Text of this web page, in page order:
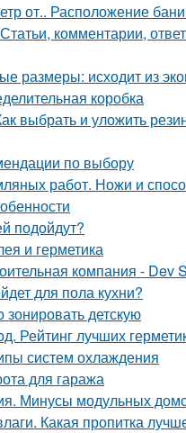
от.. Расположение
комментарии,
размеры: исходит из
коробка
выбрать и уложить
по выбору
работ. Ножи и
подойдут?
и герметика
компания - Dev
для пола кухни?
зонировать детскую
Рейтинг лучших
систем охлаждения
для гаража
Минусы модульных
Какая пропитка